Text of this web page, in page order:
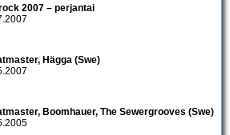
2007 – perjantai
Hägga (Swe)
, Boomhauer, The Sewergrooves (Swe)